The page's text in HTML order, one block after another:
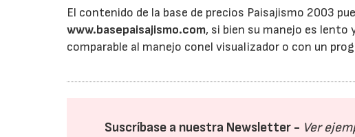
El contenido de la base de precios Paisajismo 2003
www.basepaisajismo.com, si bien su manejo es lento
comparable al manejo conel visualizador o con un
Suscríbase a nuestra Newsletter - Ver